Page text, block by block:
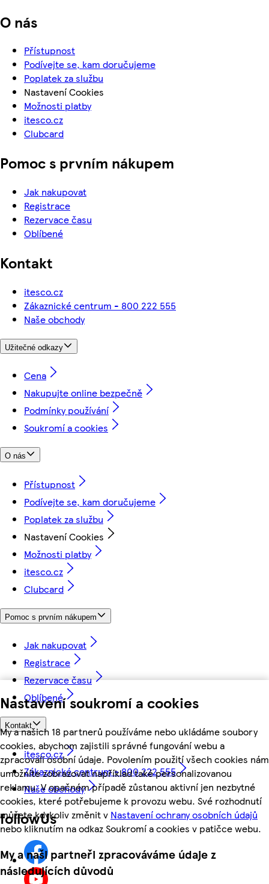
Nastavení soukromí a cookies
My a našich 18 partnerů používáme nebo ukládáme soubory
cookies, abychom zajistili správné fungování webu a
zpracovali osobní údaje. Povolením použití všech cookies nám
umožníte zobrazovat například také personalizovanou
reklamu. V opačném případě zůstanou aktivní jen nezbytné
cookies, které potřebujeme k provozu webu. Své rozhodnutí
můžete kdykoliv změnit v Nastavení ochrany osobních údajů
nebo kliknutím na odkaz Soukromí a cookies v patičce webu.
My a naši partneři zpracováváme údaje z
následujících důvodů
O nás
Přístupnost
Podívejte se, kam doručujeme
Poplatek za službu
Nastavení Cookies
Možnosti platby
itesco.cz
Clubcard
Pomoc s prvním nákupem
Jak nakupovat
Registrace
Rezervace času
Oblíbené
Kontakt
itesco.cz
Zákaznické centrum - 800 222 555
Naše obchody
Užitečné odkazy
Cena
Nakupujte online bezpečně
Podmínky používání
Soukromí a cookies
O nás
Přístupnost
Podívejte se, kam doručujeme
Poplatek za službu
Nastavení Cookies
Možnosti platby
itesco.cz
Clubcard
Pomoc s prvním nákupem
Jak nakupovat
Registrace
Rezervace času
Oblíbené
Kontakt
itesco.cz
Zákaznické centrum - 800 222 555
Naše obchody
followUs